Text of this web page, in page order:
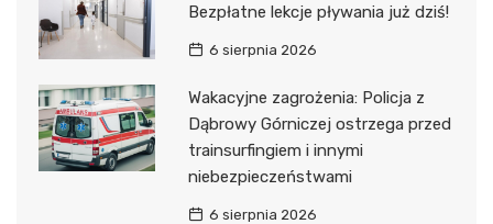
Bezpłatne lekcje pływania już dziś!
6 sierpnia 2026
Wakacyjne zagrożenia: Policja z
Dąbrowy Górniczej ostrzega przed
trainsurfingiem i innymi
niebezpieczeństwami
6 sierpnia 2026